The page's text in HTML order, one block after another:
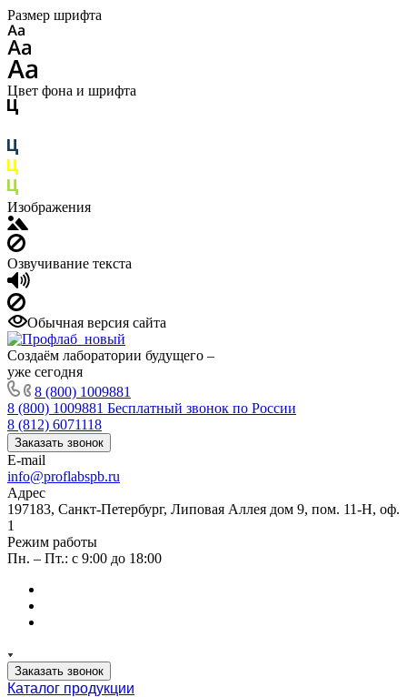
Размер шрифта
Цвет фона и шрифта
Изображения
Озвучивание текста
Обычная версия сайта
Создаём лаборатории будущего –
уже сегодня
8 (800) 1009881
8 (800) 1009881 Бесплатный звонок по России
8 (812) 6071118
Заказать звонок
E-mail
info@proflabspb.ru
Адрес
197183, Санкт-Петербург, Липовая Аллея дом 9, пом. 11-Н, оф.
1
Режим работы
Пн. – Пт.: с 9:00 до 18:00
Заказать звонок
Каталог продукции